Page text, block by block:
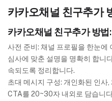
카카오채널 친구추가
카카오채널 친구추가 방법
사전 준비: 채널 프로필을 한눈에
심사에 맞춘 설명을 명확히 합니
속되도록 정리합니다.
초대 메시지 구성: 개인화된 인사
CTA를 20~30자 내외로 담습니